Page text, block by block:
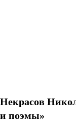
Некрасов
и поэмы»